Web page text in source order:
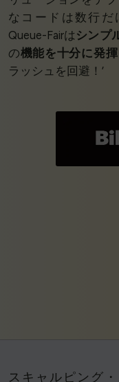
なコードは数行だ
Queue-Fairは シンプ
の機能を十分に発
ラッシュを回避！’
スキャルピング